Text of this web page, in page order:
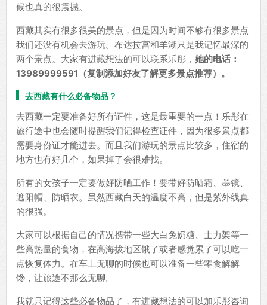
候也真的很震撼。
西藏其实有很多很美的景点，但是因为时间不够有很多景点
我们还没有机会去游玩。布达拉宫和羊湖只是我记忆最深的
两个景点。大家有进藏想法的可以联系乐彤， 她的电话：
13989999591（复制添加好友了解更多景点推荐）。
去西藏有什么必备物品？
去西藏一定要准备好所有证件，这是最重要的一点！乐彤在
旅行途中也会随时提醒我们记得检查证件，因为很多景点都
需要身份证才能进去。而且我们游玩的景点比较多，住宿的
地方也有好几个，如果掉了会很难找。
所有的女孩子一定要做好防晒工作！要带好防晒霜、墨镜、
遮阳帽、防晒衣。虽然西藏白天的温度不高，但是紫外线真
的很强。
大家可以根据自己的情况携带一些大白兔奶糖、士力架等一
些高热量的食物，在高海拔地区饿了或者感觉累了可以吃一
点恢复体力。在车上无聊的时候也可以准备一些零食解解
馋，让旅途不那么无聊。
我就只记得这些必备物品了，有进藏想法的可以加乐彤咨询